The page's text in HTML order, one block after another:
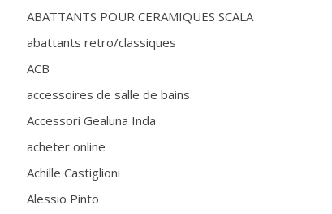
ABATTANTS POUR CERAMIQUES SCALA
abattants retro/classiques
ACB
accessoires de salle de bains
Accessori Gealuna Inda
acheter online
Achille Castiglioni
Alessio Pinto